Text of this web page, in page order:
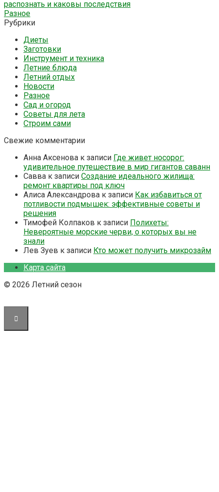
распознать и каковы последствия
Разное
Рубрики
Диеты
Заготовки
Инструмент и техника
Летние блюда
Летний отдых
Новости
Разное
Сад и огород
Советы для лета
Строим сами
Свежие комментарии
Анна Аксенова к записи Где живет носорог:
удивительное путешествие в мир гигантов саванн
Савва к записи Создание идеального жилища:
ремонт квартиры под ключ
Алиса Александрова к записи Как избавиться от
потливости подмышек: эффективные советы и
решения
Тимофей Колпаков к записи Полихеты:
Невероятные морские черви, о которых вы не
знали
Лев Зуев к записи Кто может получить микрозайм
Карта сайта
© 2026 Летний сезон